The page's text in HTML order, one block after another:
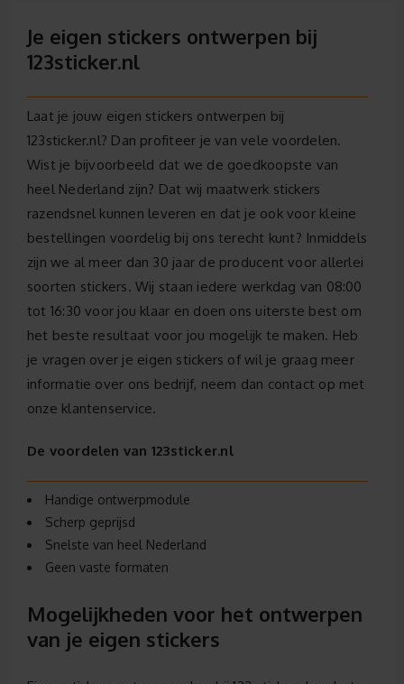
Je eigen stickers ontwerpen bij
123sticker.nl
Laat je jouw eigen stickers ontwerpen bij
123sticker.nl? Dan profiteer je van vele voordelen.
Wist je bijvoorbeeld dat we de goedkoopste van
heel Nederland zijn? Dat wij maatwerk stickers
razendsnel kunnen leveren en dat je ook voor kleine
bestellingen voordelig bij ons terecht kunt? Inmiddels
zijn we al meer dan 30 jaar de producent voor allerlei
soorten stickers. Wij staan iedere werkdag van 08:00
tot 16:30 voor jou klaar en doen ons uiterste best om
het beste resultaat voor jou mogelijk te maken. Heb
je vragen over je eigen stickers of wil je graag meer
informatie over ons bedrijf, neem dan contact op met
onze klantenservice.
De voordelen van 123sticker.nl
Handige ontwerpmodule
Scherp geprijsd
Snelste van heel Nederland
Geen vaste formaten
Mogelijkheden voor het ontwerpen
van je eigen stickers